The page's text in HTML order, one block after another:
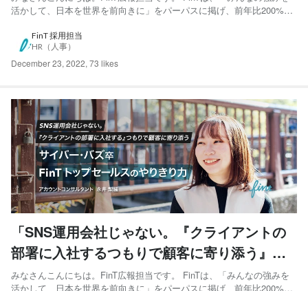
活かして、日本を世界を前向きに」をパーパスに掲げ、前年比200%で
です。 2019年より3年間で社員数は10倍増、2023年には海外を中心と
した事業を複数スタートし、さらなる成長...
FinT 採用担当
HR（人事）
December 23, 2022, 73 likes
「SNS運用会社じゃない。『クライアントの
部署に入社するつもりで顧客に寄り添う』サ
イバー・バズ卒FinTトップセールスのやりき
みなさんこんにちは。FinT広報担当です。 FinTは、「みんなの強みを
活かして、日本を世界を前向きに」をパーパスに掲げ、前年比200%で